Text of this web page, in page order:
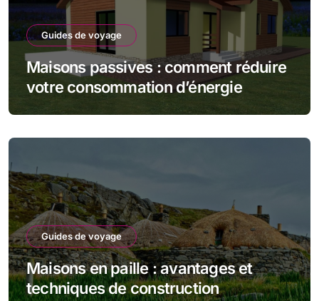
Guides de voyage
Maisons passives : comment réduire
votre consommation d’énergie
Guides de voyage
Maisons en paille : avantages et
techniques de construction